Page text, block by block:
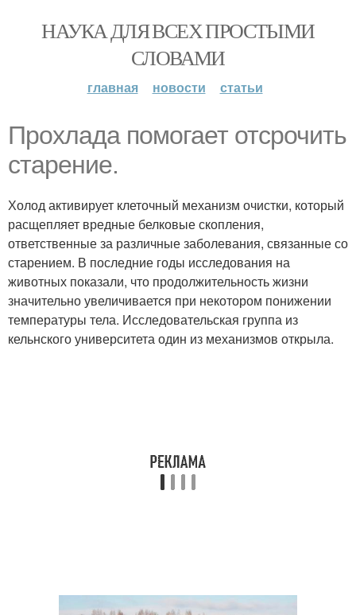
НАУКА ДЛЯ ВСЕХ ПРОСТЫМИ
СЛОВАМИ
главная новости статьи
Прохлада помогает отсрочить
старение.
Холод активирует клеточный механизм очистки, который
расщепляет вредные белковые скопления,
ответственные за различные заболевания, связанные со
старением. В последние годы исследования на
животных показали, что продолжительность жизни
значительно увеличивается при некотором понижении
температуры тела. Исследовательская группа из
кельнского университета один из механизмов открыла.